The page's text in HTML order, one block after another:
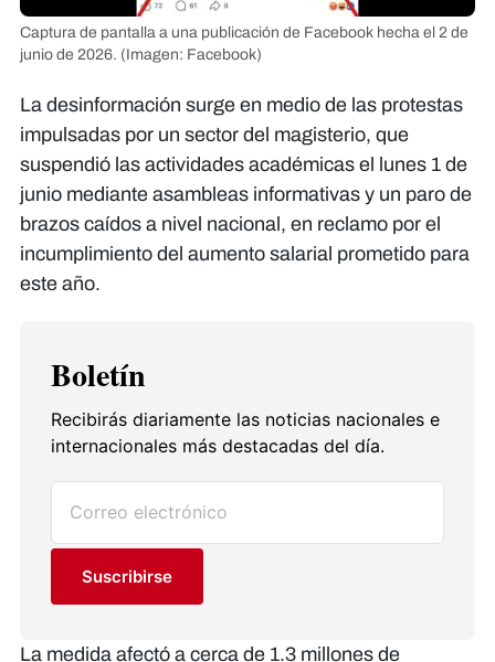
Captura de pantalla a una publicación de Facebook hecha el 2 de
junio de 2026. (Imagen: Facebook)
La desinformación surge en medio de las protestas
impulsadas por un sector del magisterio, que
suspendió las actividades académicas el lunes 1 de
junio mediante asambleas informativas y un paro de
brazos caídos a nivel nacional, en reclamo por el
incumplimiento del aumento salarial prometido para
este año.
Boletín
Recibirás diariamente las noticias nacionales e
internacionales más destacadas del día.
Suscribirse
La medida afectó a cerca de 1.3 millones de